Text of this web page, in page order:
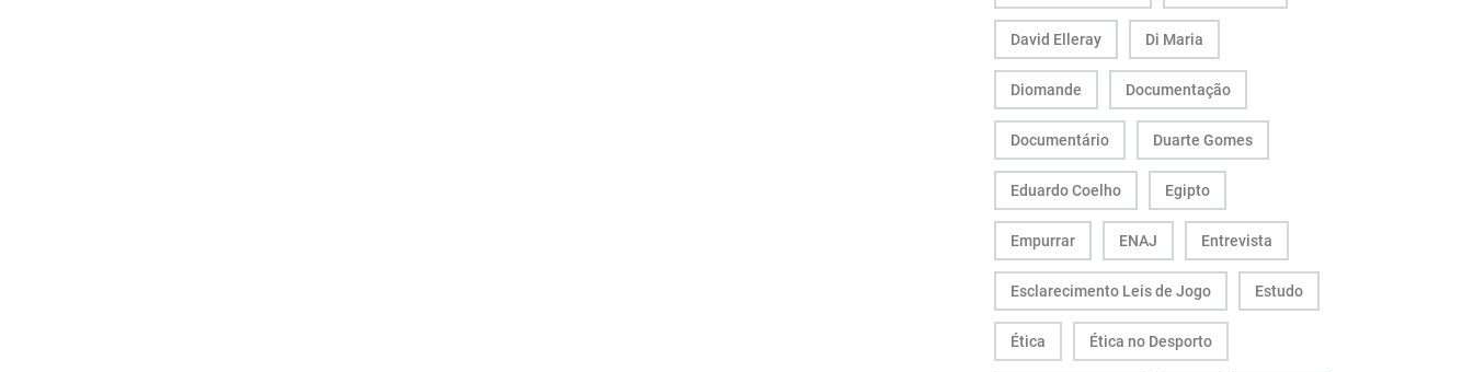
David Elleray Di Maria
Diomande Documentação
Documentário Duarte Gomes
Eduardo Coelho Egipto
Empurrar ENAJ Entrevista
Esclarecimento Leis de Jogo Estudo
Ética Ética no Desporto